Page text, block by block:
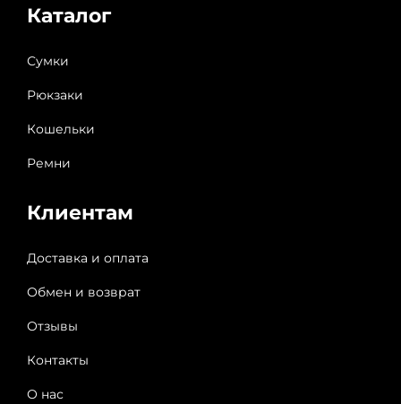
Каталог
Сумки
Рюкзаки
Кошельки
Ремни
Клиентам
Доставка и оплата
Обмен и возврат
Отзывы
Контакты
О нас